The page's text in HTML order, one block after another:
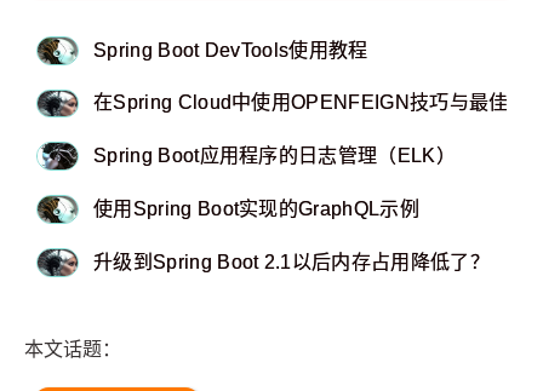
Spring Boot DevTools使用教程
在Spring Cloud中使用OPENFEIGN技巧与最佳实
Spring Boot应用程序的日志管理（ELK）
使用Spring Boot实现的GraphQL示例
升级到Spring Boot 2.1以后内存占用降低了？
本文话题：